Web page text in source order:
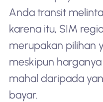
Anda transit
karena itu, SIM
merupakan pilihan
meskipun
mahal daripada
bayar.